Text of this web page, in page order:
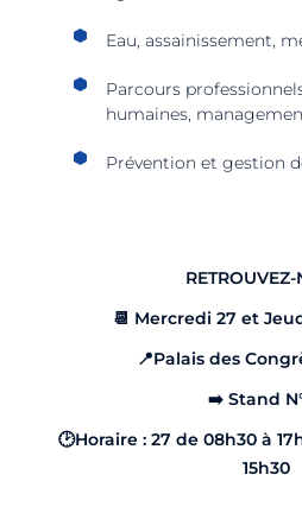
Eau, assainissement,
Parcours
humaines,
Prévention et gestion
📆 Mercredi 27 et
📍Palais des
➡️ Stand
🕑Horaire : 27 de 08h30 à
15h30